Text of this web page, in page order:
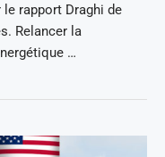
le rapport Draghi de
Relancer la
…